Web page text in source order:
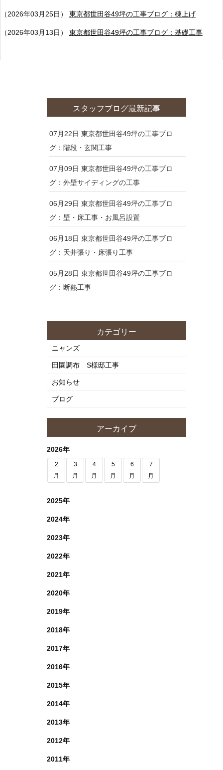
（2026年03月25日） 東京都世田谷49坪の工事ブログ：棟上げ
（2026年03月13日） 東京都世田谷49坪の工事ブログ：基礎工事
スタッフブログ最新記事
07月22日 東京都世田谷49坪の工事ブロ
グ：階段・玄関工事
07月09日 東京都世田谷49坪の工事ブロ
グ：外壁サイディングの工事
06月29日 東京都世田谷49坪の工事ブロ
グ：壁・床工事・お風呂設置
06月18日 東京都世田谷49坪の工事ブロ
グ：天井張り・床張り工事
05月28日 東京都世田谷49坪の工事ブロ
グ：断熱工事
カテゴリー
ニャンズ
田園調布 S様邸工事
お知らせ
ブログ
アーカイブ
2026年
2
月
3
月
4
月
5
月
6
月
7
月
2025年
2024年
2023年
2022年
2021年
2020年
2019年
2018年
2017年
2016年
2015年
2014年
2013年
2012年
2011年